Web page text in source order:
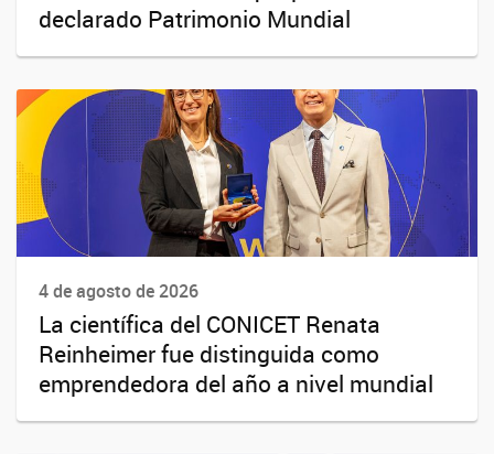
declarado Patrimonio Mundial
4 de agosto de 2026
La científica del CONICET Renata
Reinheimer fue distinguida como
emprendedora del año a nivel mundial